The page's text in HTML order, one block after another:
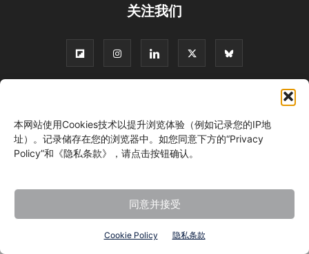
本网站使用Cookies技术以提升浏览体验（例如记录您的IP地
址）。记录储存在您的浏览器中。如您同意下方的“Privacy
Policy”和《隐私条款》，请点击按钮确认。
同意并接受
Cookie Policy 隐私条款
关注我们